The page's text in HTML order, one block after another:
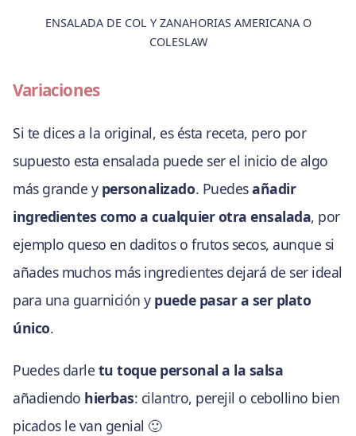
ENSALADA DE COL Y ZANAHORIAS AMERICANA O
COLESLAW
Variaciones
Si te dices a la original, es ésta receta, pero por
supuesto esta ensalada puede ser el inicio de algo
más grande y personalizado. Puedesañadir
ingredientes como a cualquier otra ensalada, por
ejemplo queso en daditos o frutos secos, aunque si
añades muchos más ingredientes dejará de ser ideal
para una guarnición ypuede pasar a ser plato
único.
Puedes darle tu toque personal a la salsa
añadiendo hierbas: cilantro, perejil o cebollino bien
picados le van genial 🙂